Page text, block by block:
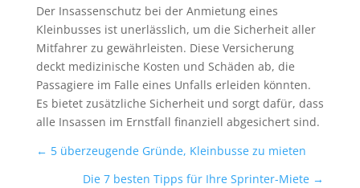
Der Insassenschutz bei der Anmietung eines
Kleinbusses ist unerlässlich, um die Sicherheit aller
Mitfahrer zu gewährleisten. Diese Versicherung
deckt medizinische Kosten und Schäden ab, die
Passagiere im Falle eines Unfalls erleiden könnten.
Es bietet zusätzliche Sicherheit und sorgt dafür, dass
alle Insassen im Ernstfall finanziell abgesichert sind.
← 5 überzeugende Gründe, Kleinbusse zu mieten
Die 7 besten Tipps für Ihre Sprinter-Miete →